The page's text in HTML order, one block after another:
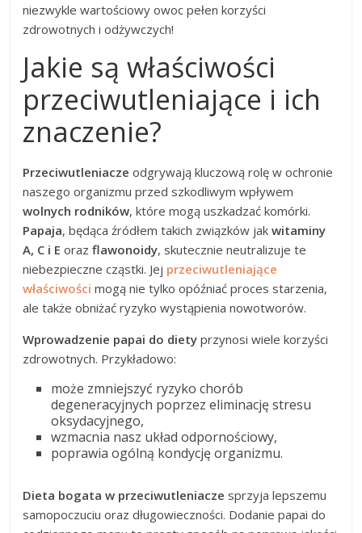
niezwykle wartościowy owoc pełen korzyści
zdrowotnych i odżywczych!
Jakie są właściwości
przeciwutleniające i ich
znaczenie?
Przeciwutleniacze odgrywają kluczową rolę w ochronie
naszego organizmu przed szkodliwym wpływem
wolnych rodników, które mogą uszkadzać komórki.
Papaja, będąca źródłem takich związków jakwitaminy
A, C i E orazflawonoidy, skutecznie neutralizuje te
niebezpieczne cząstki. Jej przeciwutleniające
właściwości mogą nie tylko opóźniać proces starzenia,
ale także obniżać ryzyko wystąpienia nowotworów.
Wprowadzenie papai do diety przynosi wiele korzyści
zdrowotnych. Przykładowo:
może zmniejszyć ryzyko chorób
degeneracyjnych poprzez eliminację stresu
oksydacyjnego,
wzmacnia nasz układ odpornościowy,
poprawia ogólną kondycję organizmu.
Dieta bogata w przeciwutleniacze sprzyja lepszemu
samopoczuciu oraz długowieczności. Dodanie papai do